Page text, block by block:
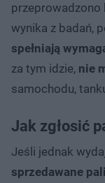
przeprowadzono
wynika z badań,
spełniają
za tym idzie, nie
samochodu,
Jak zgłosić
Jeśli jednak
sprzedawane